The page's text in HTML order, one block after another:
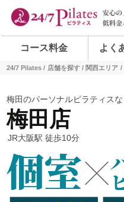
コース料金 よく
24/7 Pilates 店舗を探す 関西エリア
梅田のパーソナルピラティス
梅田店
JR大阪駅 徒歩10分